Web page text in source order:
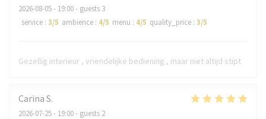
2026-08-05- 19:00 - guests 3
service : 3/5 ambience : 4/5 menu : 4/5 quality_price : 3/5
Gezellig interieur , vriendelijke bediening , maar niet altijd stipt
Carina S
2026-07-25- 19:00 - guests 2